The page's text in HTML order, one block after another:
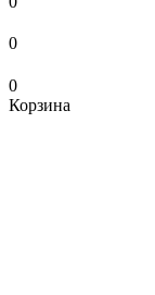
0
0
Корзина